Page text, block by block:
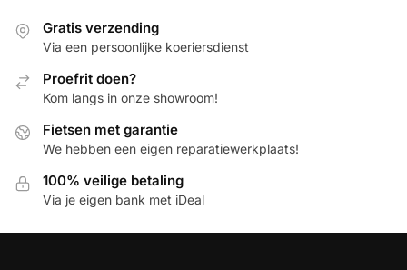
Gratis verzending
Via een persoonlijke koeriersdienst
Proefrit doen?
Kom langs in onze showroom!
Fietsen met garantie
We hebben een eigen reparatiewerkplaats!
100% veilige betaling
Via je eigen bank met iDeal